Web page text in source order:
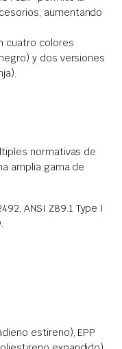
aumentando
cuatro colores
y dos versiones
normativas de
amplia gama de
ANSI Z89.1 Type I
estireno), EPP